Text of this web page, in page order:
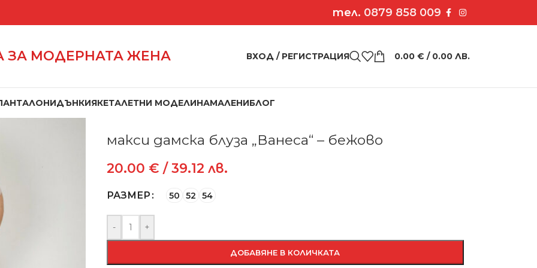
тел. 0879 858 009
ЗА МОДЕРНАТА ЖЕНА ВХОД / РЕГИСТРАЦИЯ 0.00 € / 0.00 ЛВ.
ДЪНКИЯКЕТАЛЕТНИ МОДЕЛИНАМАЛЕНИБЛОГ
макси дамска блуза „Ванеса“ – бежово
20.00 € / 39.12 лв.
РАЗМЕР 50 52 54
- +
ДОБАВЯНЕ В КОЛИЧКАТА